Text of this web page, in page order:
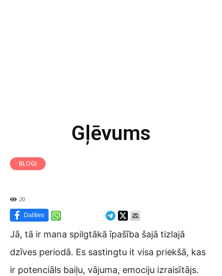
Gļēvums
BLOGI
20
Dalīties
Jā, tā ir mana spilgtākā īpašība šajā tizlajā
dzīves periodā. Es sastingtu it visa priekšā, kas
ir potenciāls baiļu, vājuma, emociju izraisītājs.